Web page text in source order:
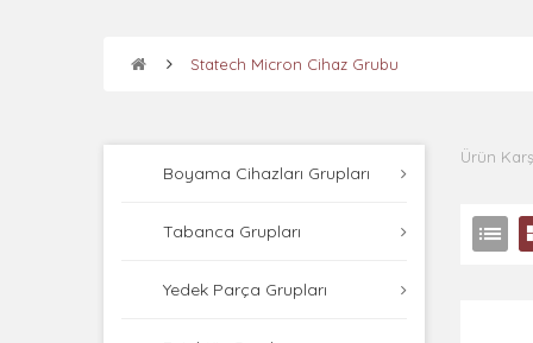
Statech Micron Cihaz Grubu
Boyama Cihazları Grupları
Tabanca Grupları
Yedek Parça Grupları
Ürün